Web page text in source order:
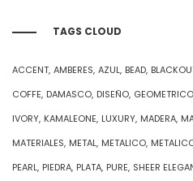
TAGS CLOUD
ACCENT AMBERES AZUL BEAD
COFFE DAMASCO DISEÑO GEOMETRICO
IVORY KAMALEONE LUXURY MADERA
MATERIALES METAL METALICO
PEARL PIEDRA PLATA PURE SHEER